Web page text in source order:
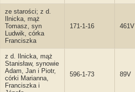
ze starości; z d.
Ilnicka, mąż
Tomasz, syn
Ludwik, córka
Franciszka
171-1-16 461V
z d. Ilnicka, mąż
Stanisław, synowie
Adam, Jan i Piotr,
córki Marianna,
Franciszka i
596-1-73 89V